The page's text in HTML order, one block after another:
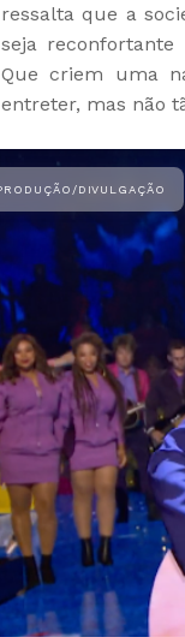
ressalta que a
seja
Que criem uma
entreter, mas não